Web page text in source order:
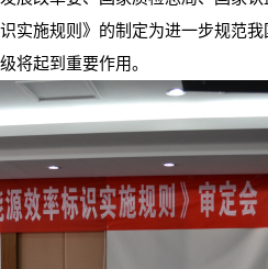
实施规则》的制定为进一步规范
将起到重要作用。